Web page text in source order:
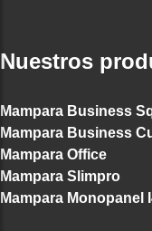
Nuestros
Mampara Business
Mampara Business
Mampara Office
Mampara Slimpro
Mampara Monopanel